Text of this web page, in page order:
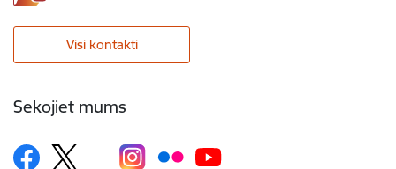
Visi kontakti
Sekojiet mums